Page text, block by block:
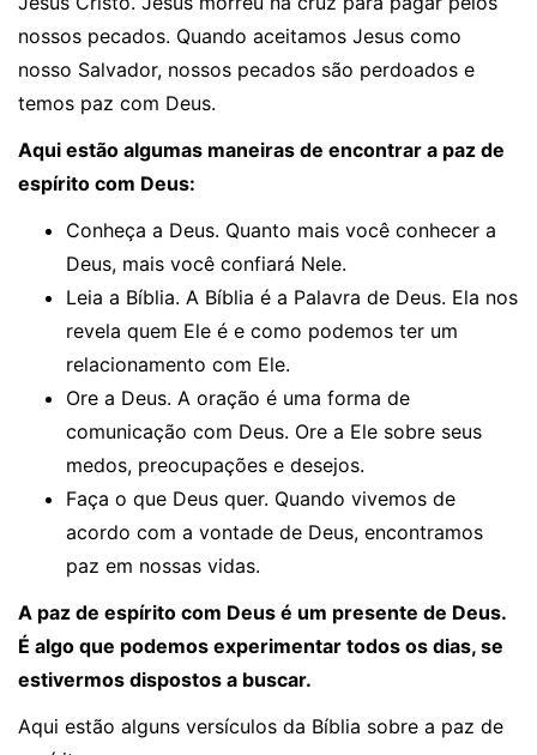
nossos pecados. Quando aceitamos Jesus como
nosso Salvador, nossos pecados são perdoados e
temos paz com Deus.
Aqui estão algumas maneiras de encontrar a paz de
espírito com Deus:
Conheça a Deus. Quanto mais você conhecer a
Deus, mais você confiará Nele.
Leia a Bíblia. A Bíblia é a Palavra de Deus. Ela nos
revela quem Ele é e como podemos ter um
relacionamento com Ele.
Ore a Deus. A oração é uma forma de
comunicação com Deus. Ore a Ele sobre seus
medos, preocupações e desejos.
Faça o que Deus quer. Quando vivemos de
acordo com a vontade de Deus, encontramos
paz em nossas vidas.
A paz de espírito com Deus é um presente de Deus.
É algo que podemos experimentar todos os dias, se
estivermos dispostos a buscar.
Aqui estão alguns versículos da Bíblia sobre a paz de